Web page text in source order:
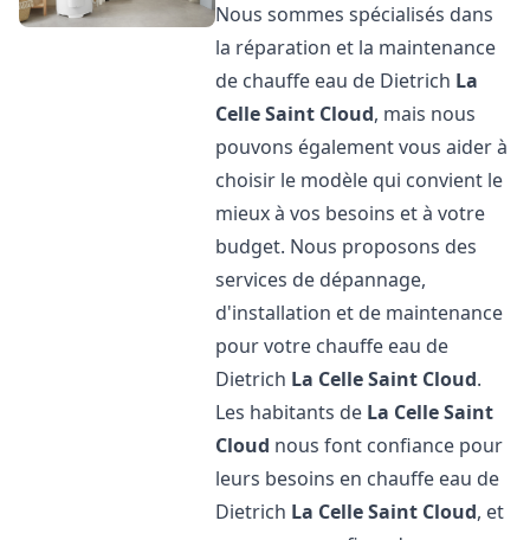
Nous sommes spécialisés dans
la réparation et la maintenance
de chauffe eau de Dietrich La
Celle Saint Cloud, mais nous
pouvons également vous aider à
choisir le modèle qui convient le
mieux à vos besoins et à votre
budget. Nous proposons des
services de dépannage,
d'installation et de maintenance
pour votre chauffe eau de
Dietrich La Celle Saint Cloud.
Les habitants de La Celle Saint
Cloud nous font confiance pour
leurs besoins en chauffe eau de
Dietrich La Celle Saint Cloud, et